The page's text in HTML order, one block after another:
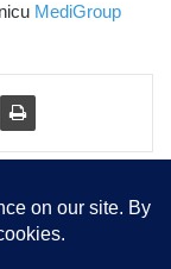
MediGroup
LBS Team d.o.o.